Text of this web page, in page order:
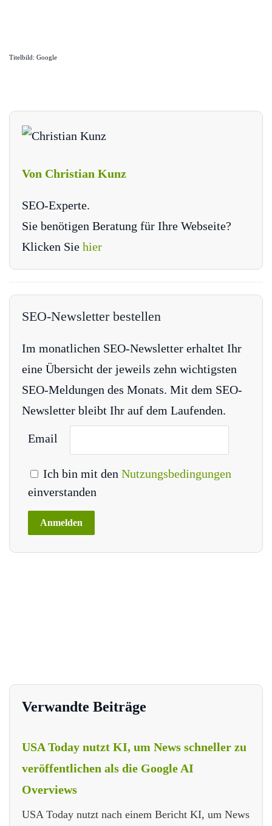
Titelbild: Google
Von Christian Kunz
SEO-Experte.
Sie benötigen Beratung für Ihre Webseite?
Klicken Sie hier
SEO-Newsletter bestellen
Im monatlichen SEO-Newsletter erhaltet Ihr
eine Übersicht der jeweils zehn wichtigsten
SEO-Meldungen des Monats. Mit dem SEO-
Newsletter bleibt Ihr auf dem Laufenden.
Email
Ich bin mit den Nutzungsbedingungen
einverstanden
Verwandte Beiträge
USA Today nutzt KI, um News schneller zu
veröffentlichen als die Google AI
Overviews
USA Today nutzt nach einem Bericht KI, um News